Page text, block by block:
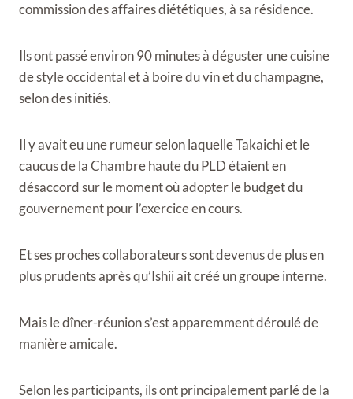
commission des affaires diététiques, à sa résidence.
Ils ont passé environ 90 minutes à déguster une cuisine
de style occidental et à boire du vin et du champagne,
selon des initiés.
Il y avait eu une rumeur selon laquelle Takaichi et le
caucus de la Chambre haute du PLD étaient en
désaccord sur le moment où adopter le budget du
gouvernement pour l’exercice en cours.
Et ses proches collaborateurs sont devenus de plus en
plus prudents après qu’Ishii ait créé un groupe interne.
Mais le dîner-réunion s’est apparemment déroulé de
manière amicale.
Selon les participants, ils ont principalement parlé de la